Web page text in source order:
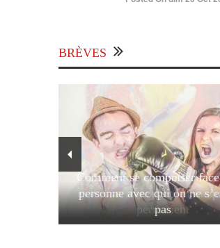
BRÈVES
Comment se comporter
personne avec qui on ne
pas